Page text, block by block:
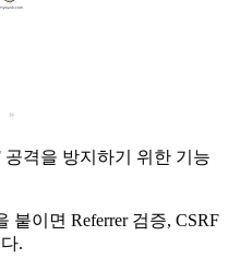
격을 방지하기 위한 기능
붙이면 Referrer 검증, CSRF
.